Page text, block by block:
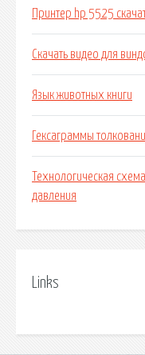
Принтер hp 5525
Скачать видео для
Язык животных книги
Гексаграммы
Технологическая
давления
Links